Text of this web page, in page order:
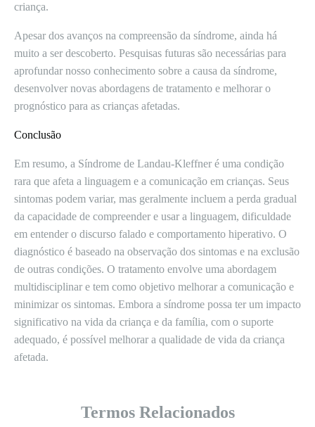
criança.
Apesar dos avanços na compreensão da síndrome, ainda há
muito a ser descoberto. Pesquisas futuras são necessárias para
aprofundar nosso conhecimento sobre a causa da síndrome,
desenvolver novas abordagens de tratamento e melhorar o
prognóstico para as crianças afetadas.
Conclusão
Em resumo, a Síndrome de Landau-Kleffner é uma condição
rara que afeta a linguagem e a comunicação em crianças. Seus
sintomas podem variar, mas geralmente incluem a perda gradual
da capacidade de compreender e usar a linguagem, dificuldade
em entender o discurso falado e comportamento hiperativo. O
diagnóstico é baseado na observação dos sintomas e na exclusão
de outras condições. O tratamento envolve uma abordagem
multidisciplinar e tem como objetivo melhorar a comunicação e
minimizar os sintomas. Embora a síndrome possa ter um impacto
significativo na vida da criança e da família, com o suporte
adequado, é possível melhorar a qualidade de vida da criança
afetada.
Termos Relacionados